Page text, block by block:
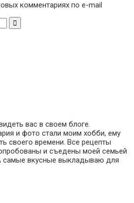
комментариях по e-mail
вас в своем блоге.
и фото стали моим хобби, ему
своего времени. Все рецепты
и съедены моей семьей
самые вкусные выкладываю для